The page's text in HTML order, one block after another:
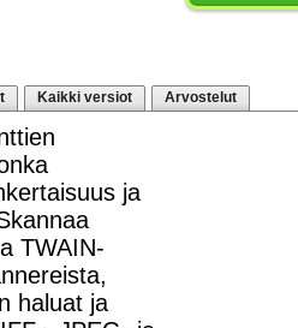
Kaikki versiot Arvostelut
ja
TWAIN-
haluat ja